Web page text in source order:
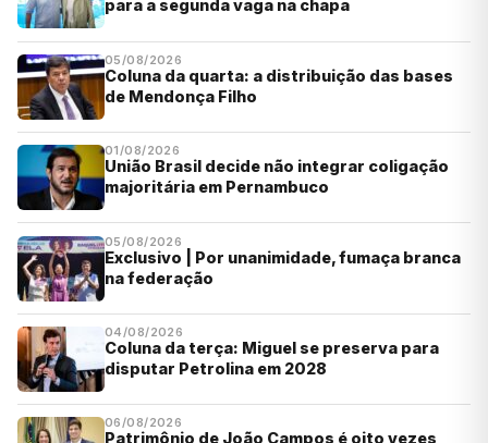
para a segunda vaga na chapa
05/08/2026
Coluna da quarta: a distribuição das bases
de Mendonça Filho
01/08/2026
União Brasil decide não integrar coligação
majoritária em Pernambuco
05/08/2026
Exclusivo | Por unanimidade, fumaça branca
na federação
04/08/2026
Coluna da terça: Miguel se preserva para
disputar Petrolina em 2028
06/08/2026
Patrimônio de João Campos é oito vezes